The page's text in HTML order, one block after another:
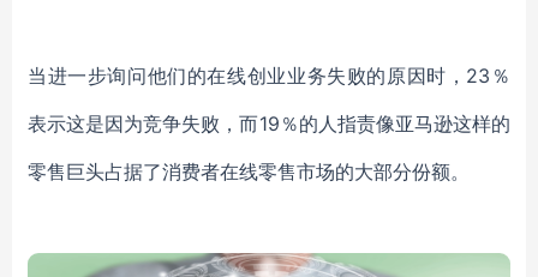
当进一步询问他们的在线创业业务失败的原因时，23％
表示这是因为竞争失败，而19％的人指责像亚马逊这样的
零售巨头占据了消费者在线零售市场的大部分份额。